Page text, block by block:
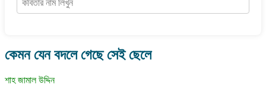
কেমন যেন বদলে গেছে সেই ছেলে
শাহ জামাল উদ্দিন